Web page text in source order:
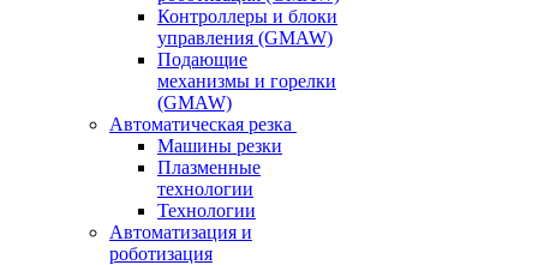
Контроллеры и блоки
управления (GMAW)
Подающие
механизмы и горелки
(GMAW)
Автоматическая резка
Машины резки
Плазменные
технологии
Технологии
Автоматизация и
роботизация